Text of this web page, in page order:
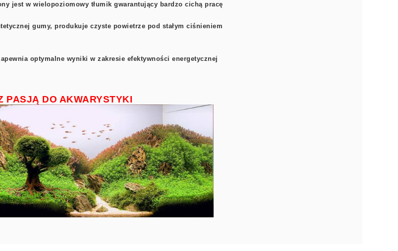
jest w wielopoziomowy tłumik gwarantujący bardzo cichą pracę
gumy, produkuje czyste powietrze pod stałym ciśnieniem
optymalne wyniki w zakresie efektywności energetycznej
PASJĄ DO AKWARYSTYKI